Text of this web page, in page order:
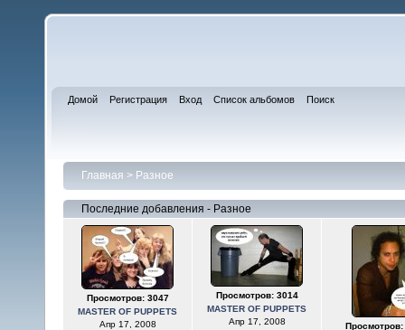
Домой Регистрация Вход Список альбомов Поиск
Главная > Разное
Последние добавления - Разное
Просмотров: 3047
MASTER OF PUPPETS
Апр 17, 2008
Просмотров: 3014
MASTER OF PUPPETS
Апр 17, 2008
Просмотров: